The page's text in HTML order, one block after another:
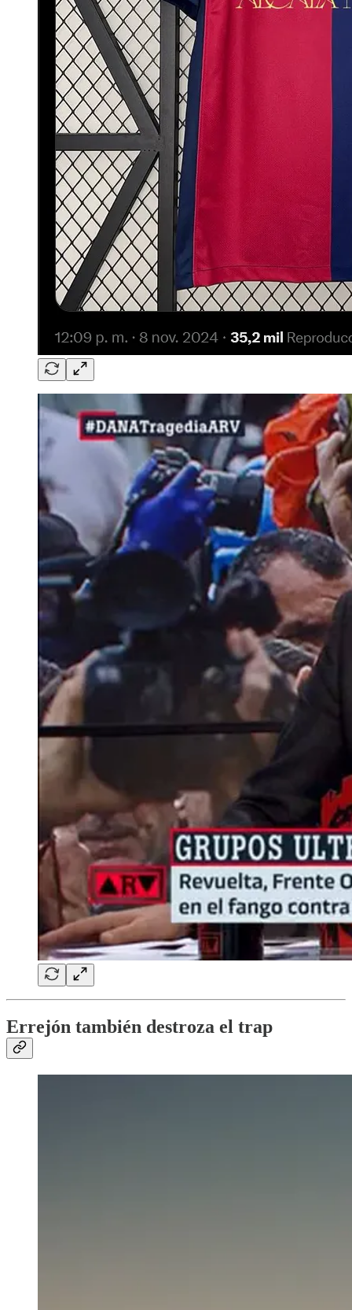
Errejón también destroza el trap